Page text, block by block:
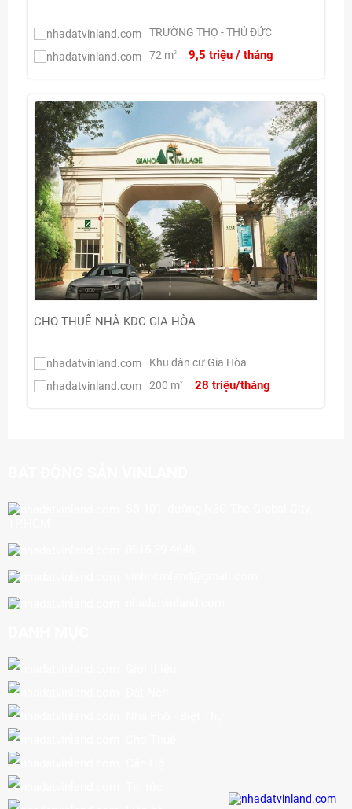
TRƯỜNG THỌ - THỦ ĐỨC
72 m2 9,5 triệu / tháng
CHO THUÊ NHÀ KDC GIA HÒA
Khu dân cư Gia Hòa
200 m2 28 triệu/tháng